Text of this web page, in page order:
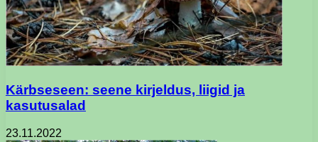
Kärbseseen: seene kirjeldus, liigid ja
kasutusalad
23.11.2022